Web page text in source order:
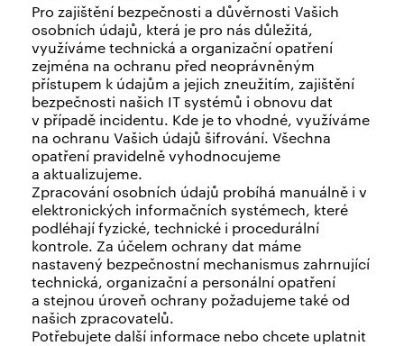
Pro zajištění bezpečnosti a důvěrnosti Vašich
osobních údajů, která je pro nás důležitá,
využíváme technická a organizační opatření
zejména na ochranu před neoprávněným
přístupem k údajům a jejich zneužitím, zajištění
bezpečnosti našich IT systémů i obnovu dat
v případě incidentu. Kde je to vhodné, využíváme
na ochranu Vašich údajů šifrování. Všechna
opatření pravidelně vyhodnocujeme
a aktualizujeme.
Zpracování osobních údajů probíhá manuálně i v
elektronických informačních systémech, které
podléhají fyzické, technické i procedurální
kontrole. Za účelem ochrany dat máme
nastavený bezpečnostní mechanismus zahrnující
technická, organizační a personální opatření
a stejnou úroveň ochrany požadujeme také od
našich zpracovatelů.
Potřebujete další informace nebo chcete uplatnit